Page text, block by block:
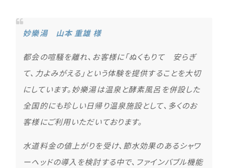
妙樂湯 山本 重雄 様
都会の喧騒を離れ、お客様に「ぬくもりて 安らぎ
て、力よみがえる」という体験を提供することを大切
にしています。妙樂湯は温泉と酵素風呂を併設した
全国的にも珍しい日帰り温泉施設として、多くのお
客様にご利用いただいております。
水道料金の値上がりを受け、節水効果のあるシャワ
ーヘッドの導入を検討する中で、ファインバブル機能